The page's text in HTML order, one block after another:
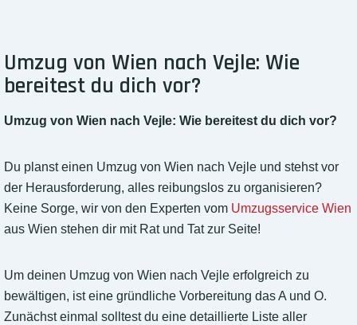
Umzug von Wien nach Vejle: Wie
bereitest du dich vor?
Umzug von Wien nach Vejle: Wie bereitest du dich vor?
Du planst einen Umzug von Wien nach Vejle und stehst vor
der Herausforderung, alles reibungslos zu organisieren?
Keine Sorge, wir von den Experten vom Umzugsservice Wien
aus Wien stehen dir mit Rat und Tat zur Seite!
Um deinen Umzug von Wien nach Vejle erfolgreich zu
bewältigen, ist eine gründliche Vorbereitung das A und O.
Zunächst einmal solltest du eine detaillierte Liste aller